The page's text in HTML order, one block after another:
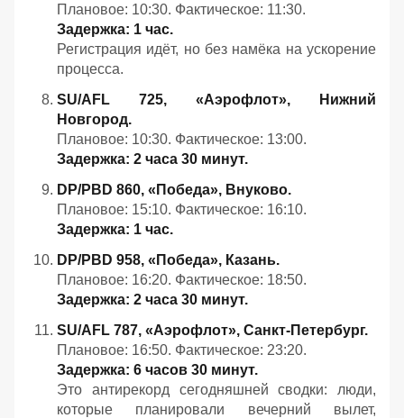
Плановое: 10:30. Фактическое: 11:30.
Задержка: 1 час.
Регистрация идёт, но без намёка на ускорение
процесса.
SU/AFL 725, «Аэрофлот», Нижний
Новгород.
Плановое: 10:30. Фактическое: 13:00.
Задержка: 2 часа 30 минут.
DP/PBD 860, «Победа», Внуково.
Плановое: 15:10. Фактическое: 16:10.
Задержка: 1 час.
DP/PBD 958, «Победа», Казань.
Плановое: 16:20. Фактическое: 18:50.
Задержка: 2 часа 30 минут.
SU/AFL 787, «Аэрофлот», Санкт‑Петербург.
Плановое: 16:50. Фактическое: 23:20.
Задержка: 6 часов 30 минут.
Это антирекорд сегодняшней сводки: люди,
которые планировали вечерний вылет,